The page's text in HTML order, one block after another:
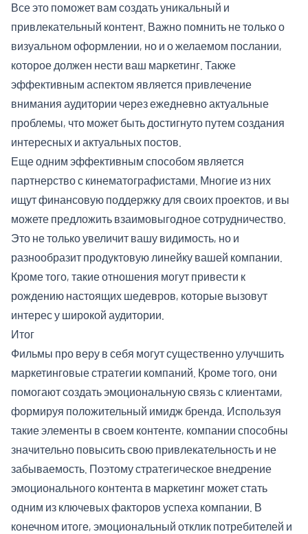
Все это поможет вам создать уникальный и
привлекательный контент. Важно помнить не только о
визуальном оформлении, но и о желаемом послании,
которое должен нести ваш маркетинг. Также
эффективным аспектом является привлечение
внимания аудитории через ежедневно актуальные
проблемы, что может быть достигнуто путем создания
интересных и актуальных постов.
Еще одним эффективным способом является
партнерство с кинематографистами. Многие из них
ищут финансовую поддержку для своих проектов, и вы
можете предложить взаимовыгодное сотрудничество.
Это не только увеличит вашу видимость, но и
разнообразит продуктовую линейку вашей компании.
Кроме того, такие отношения могут привести к
рождению настоящих шедевров, которые вызовут
интерес у широкой аудитории.
Итог
Фильмы про веру в себя могут существенно улучшить
маркетинговые стратегии компаний. Кроме того, они
помогают создать эмоциональную связь с клиентами,
формируя положительный имидж бренда. Используя
такие элементы в своем контенте, компании способны
значительно повысить свою привлекательность и не
забываемость. Поэтому стратегическое внедрение
эмоционального контента в маркетинг может стать
одним из ключевых факторов успеха компании. В
конечном итоге, эмоциональный отклик потребителей и